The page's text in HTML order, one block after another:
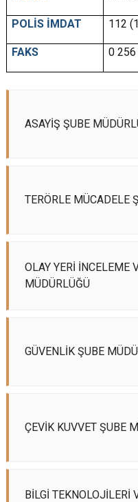
POLİS İMDAT 112
FAKS 0
ASAYİŞ ŞUBE
TERÖRLE MÜCADELE
OLAY YERİ İNCELEME
MÜDÜRLÜĞÜ
GÜVENLİK ŞUBE
ÇEVİK KUVVET ŞUBE
BİLGİ TEKNOLOJİLERİ